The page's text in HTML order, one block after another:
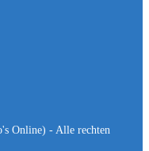
Online) - Alle rechten